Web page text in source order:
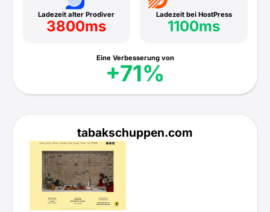
Ladezeit alter Prodiver
3800ms
Ladezeit bei HostPress
1100ms
Eine Verbesserung von
+71%
tabakschuppen.com